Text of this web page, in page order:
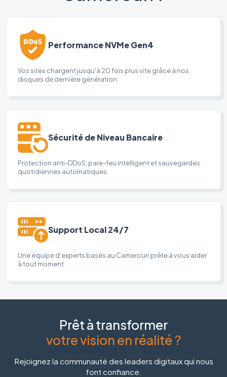
Performance NVMe Gen4
Vos sites chargent jusqu'à 20 fois plus vite grâce à nos
disques de dernière génération.
Sécurité de Niveau Bancaire
Protection anti-DDoS, pare-feu intelligent et sauvegardes
quotidiennes automatiques.
Support Local 24/7
Une équipe d'experts basés au Cameroun prête à vous aider
à tout moment.
Prêt à transformer
votre vision en réalité ?
Rejoignez la communauté des leaders digitaux qui nous
font confiance.